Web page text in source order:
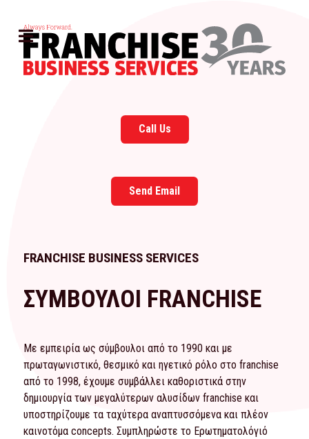
Call Us
Send Email
FRANCHISE BUSINESS SERVICES
ΣΥΜΒΟΥΛΟΙ FRANCHISE
Με εμπειρία ως σύμβουλοι από το 1990 και με
πρωταγωνιστικό, θεσμικό και ηγετικό ρόλο στο franchise
από το 1998, έχουμε συμβάλλει καθοριστικά στην
δημιουργία των μεγαλύτερων αλυσίδων franchise και
υποστηρίζουμε τα ταχύτερα αναπτυσσόμενα και πλέον
καινοτόμα concepts. Συμπληρώστε το Ερωτηματολόγιό